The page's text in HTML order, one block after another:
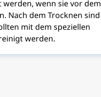
wenn sie vor dem
Nach dem Trocknen sind
mit dem speziellen
werden.